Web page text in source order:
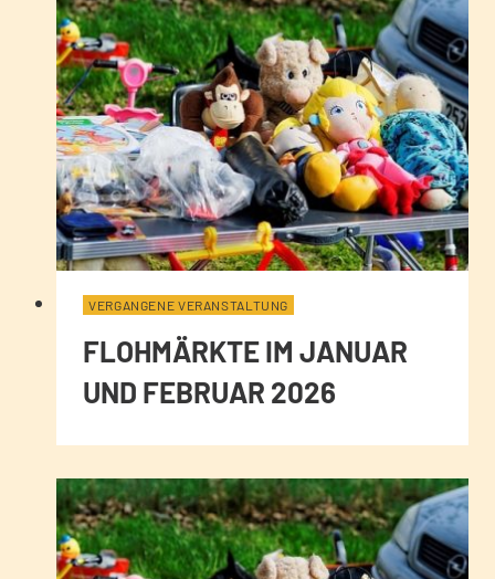
VERGANGENE VERANSTALTUNG
FLOHMÄRKTE IM JANUAR
UND FEBRUAR 2026